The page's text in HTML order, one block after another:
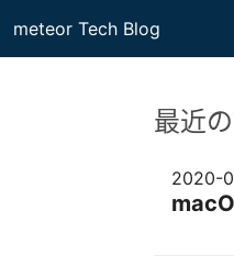
meteor Tech Blog
最近
2020-